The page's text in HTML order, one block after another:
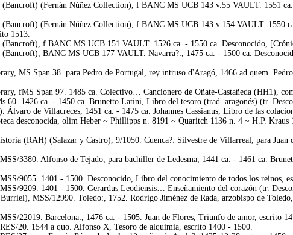
(Fernán Núñez Collection), f BANC MS UCB 143 v.55 VAULT. 1551
(Fernán Núñez Collection), f BANC MS UCB 143 v.154 VAULT. 1550
1513.
f BANC MS UCB 151 VAULT. 1526 ca. - 1550 ca. Desconocido,
BANC MS UCB 177 VAULT. Navarra?:, 1475 ca. - 1500 ca.
MS Span 38. para Pedro de Portugal, rey intruso d'Aragó, 1466 ad quem.
fMS Span 97. 1485 ca. Colectivo… Cancionero de Oñate-Castañeda (HH1),
60. 1426 ca. - 1450 ca. Brunetto Latini, Libro del tesoro (trad. aragonés) (tr.
Álvaro de Villacreces, 1451 ca. - 1475 ca. Johannes Cassianus, Libro de las
desconocida, olim Heber ~ Phillipps n. 8191 ~ Quaritch 1136 n. 4 ~ H.P.
(RAH) (Salazar y Castro), 9/1050. Cuenca?: Silvestre de Villarreal, para
3380. Alfonso de Tejado, para bachiller de Ledesma, 1441 ca. - 1461 ca.
9055. 1401 - 1500. Desconocido, Libro del conocimiento de todos los reinos,
9209. 1401 - 1500. Gerardus Leodiensis… Enseñamiento del corazón (tr.
MSS/12990. Toledo:, 1752. Rodrigo Jiménez de Rada, arzobispo de
22019. Barcelona:, 1476 ca. - 1505. Juan de Flores, Triunfo de amor, escrito
20. 1544 a quo. Alfonso X, Tesoro de alquimia, escrito 1400 - 1500.